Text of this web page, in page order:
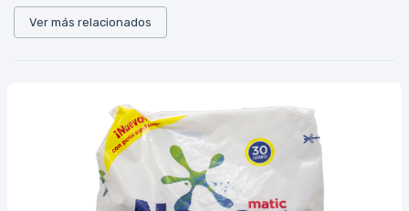
Ver más relacionados